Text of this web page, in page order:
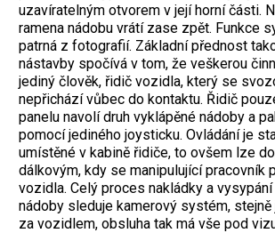
uzavíratelným otvorem v její horní části.
ramena nádobu vrátí zase zpět. Funkce
patrná z fotografií. Základní přednost
nástavby spočívá v tom, že veškerou
jediný člověk, řidič vozidla, který se
nepřichází vůbec do kontaktu. Řidič
panelu navolí druh vyklápěné nádoby a
pomocí jediného joysticku. Ovládání je
umístěné v kabině řidiče, to ovšem lze
dálkovým, kdy se manipulující pracovník
vozidla. Celý proces nakládky a
nádoby sleduje kamerový systém,
za vozidlem, obsluha tak má vše pod